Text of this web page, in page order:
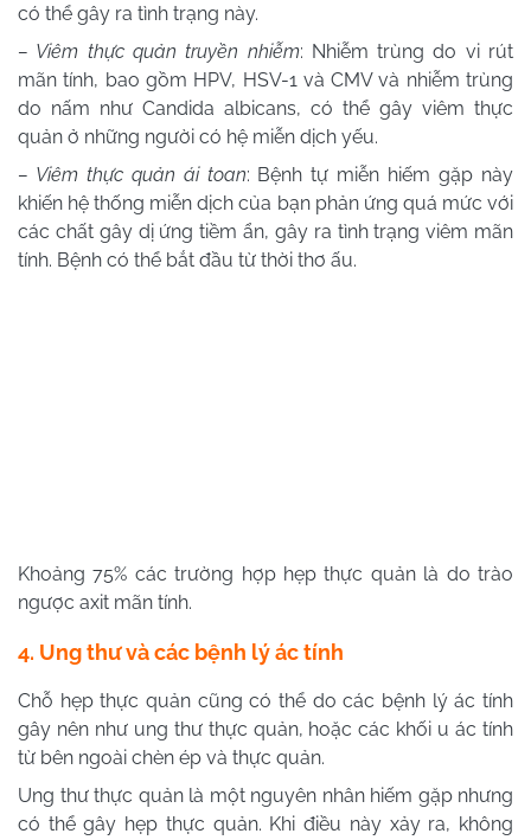
có thể gây ra tình trạng này.
– Viêm thực quản truyền nhiễm: Nhiễm trùng do vi rút
mãn tính, bao gồm HPV, HSV-1 và CMV và nhiễm trùng
do nấm như Candida albicans, có thể gây viêm thực
quản ở những người có hệ miễn dịch yếu.
– Viêm thực quản ái toan: Bệnh tự miễn hiếm gặp này
khiến hệ thống miễn dịch của bạn phản ứng quá mức với
các chất gây dị ứng tiềm ẩn, gây ra tình trạng viêm mãn
tính. Bệnh có thể bắt đầu từ thời thơ ấu.
Khoảng 75% các trường hợp hẹp thực quản là do trào
ngược axit mãn tính.
4. Ung thư và các bệnh lý ác tính
Chỗ hẹp thực quản cũng có thể do các bệnh lý ác tính
gây nên như ung thư thực quản, hoặc các khối u ác tính
từ bên ngoài chèn ép và thực quản.
Ung thư thực quản là một nguyên nhân hiếm gặp nhưng
có thể gây hẹp thực quản. Khi điều này xảy ra, không